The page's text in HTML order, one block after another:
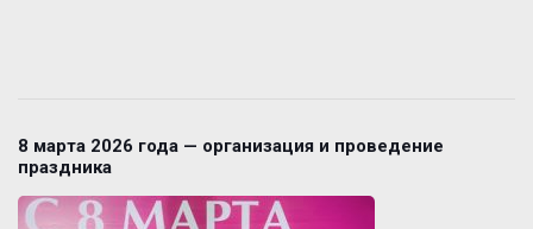
8 марта 2026 года — организация и проведение
праздника